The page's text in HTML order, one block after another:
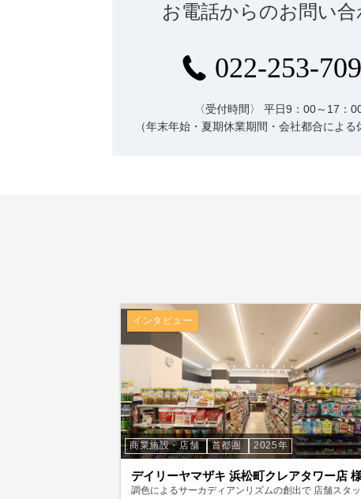
お電話からのお問い合
022-253-
〈受付時間〉
平日9：00～17：
（年末年始・夏期休業期間・会社都合による
インタビュー
商業施設・店舗 首都圏 2025年
デイリーヤマザキ 浜松町クレアタワー店
調色によるサーカディアンリズムの創出で 店舗スタ